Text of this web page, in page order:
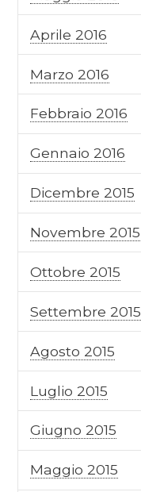
Aprile 2016
Marzo 2016
Febbraio 2016
Gennaio 2016
Dicembre 2015
Novembre 2015
Ottobre 2015
Settembre 2015
Agosto 2015
Luglio 2015
Giugno 2015
Maggio 2015